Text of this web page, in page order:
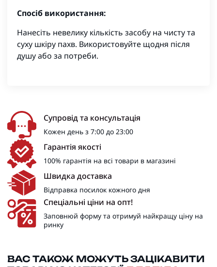
Спосіб використання:
Нанесіть невелику кількість засобу на чисту та
суху шкіру пахв. Використовуйте щодня після
душу або за потреби.
Супровід та консультація
Кожен день з 7:00 до 23:00
Гарантія якості
100% гарантія на всі товари в магазині
Швидка доставка
Відправка посилок кожного дня
Спеціальні ціни на опт!
Заповнюй форму та отримуй найкращу ціну на
ринку
ВАС ТАКОЖ МОЖУТЬ ЗАЦІКАВИТИ